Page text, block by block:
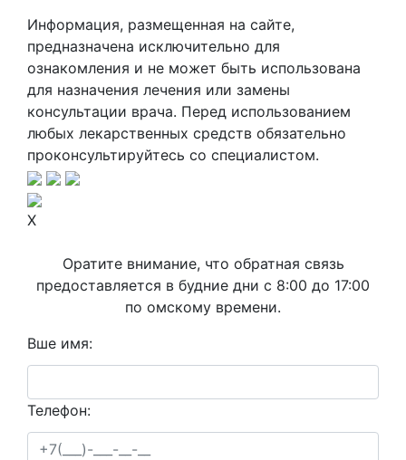
Информация, размещенная на сайте,
предназначена исключительно для
ознакомления и не может быть использована
для назначения лечения или замены
консультации врача. Перед использованием
любых лекарственных средств обязательно
проконсультируйтесь со специалистом.
X
Оратите внимание, что обратная связь
предоставляется в будние дни с 8:00 до 17:00
по омскому времени.
Вше имя:
Телефон: